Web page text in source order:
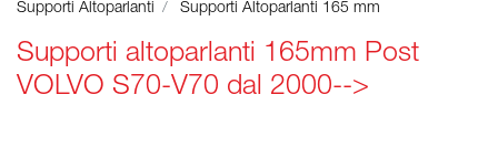
Supporti Altoparlanti Supporti Altoparlanti 165 mm
Supporti altoparlanti 165mm Post
VOLVO S70-V70 dal 2000-->